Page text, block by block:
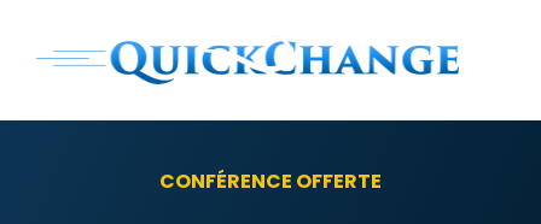
CONFÉRENCE OFFERTE